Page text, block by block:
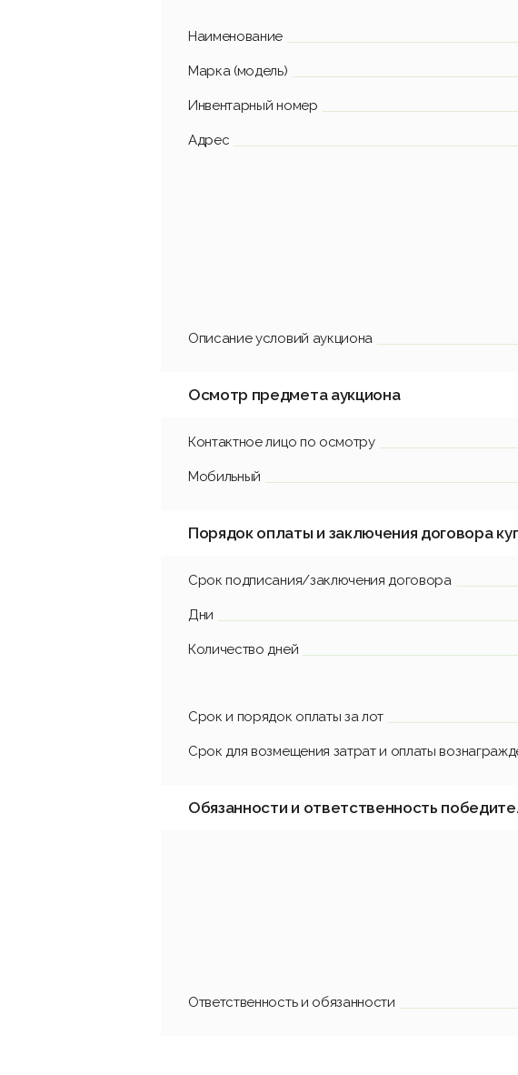
Наименование
Марка (модель)
Инвентарный номер
Адрес
Описание условий аукциона
Осмотр предмета аукциона
Контактное лицо по осмотру
Мобильный
Порядок оплаты и заключения договора
Срок подписания/заключения договора
Дни
Количество дней
Срок и порядок оплаты за лот
Срок для возмещения затрат и оплаты
Обязанности и ответственность
Ответственность и обязанности